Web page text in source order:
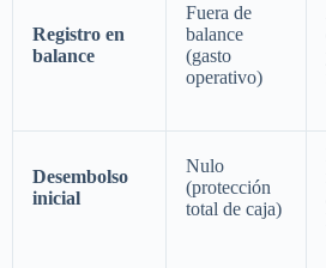
Registro en
balance
Fuera de
balance
(gasto
operativo)
Desembolso
inicial
Nulo
(protección
total de caja)